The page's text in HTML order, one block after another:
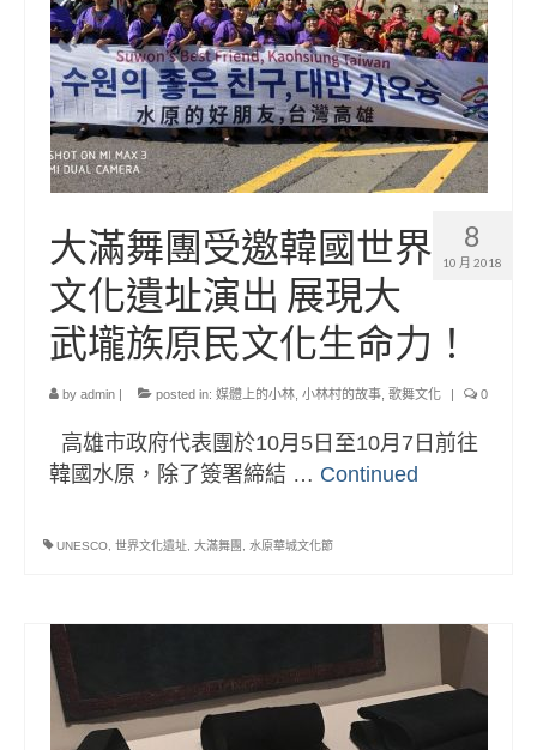
8
10 月 2018
大滿舞團受邀韓國世界
文化遺址演出 展現大
武壠族原民文化生命力！
by admin | posted in: 媒體上的小林 小林村的故事 歌舞文化 | 0
高雄市政府代表團於10月5日至10月7日前往
韓國水原，除了簽署締結 … Continued
UNESCO 世界文化遺址 大滿舞團 水原華城文化節